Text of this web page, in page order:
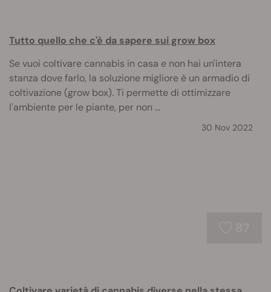
Tutto quello che c'è da sapere sui grow box
Se vuoi coltivare cannabis in casa e non hai un'intera
stanza dove farlo, la soluzione migliore è un armadio di
coltivazione (grow box). Ti permette di ottimizzare
l'ambiente per le piante, per non ...
30 Nov 2022